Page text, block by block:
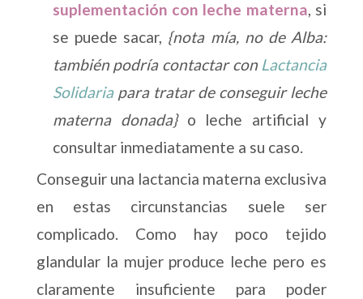
suplementación con leche materna, si
se puede sacar, {nota mía, no de Alba:
también podría contactar con Lactancia
Solidariapara tratar de conseguir leche
materna donada}o leche artificial y
consultar inmediatamente a su caso.
Conseguir una lactancia materna exclusiva
en estas circunstancias suele ser
complicado. Como hay poco tejido
glandular la mujer produce leche pero es
claramente insuficiente para poder